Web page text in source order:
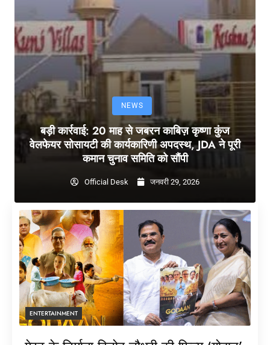
NEWS
बड़ी कार्रवाई: 20 माह से जबरन काबिज़ कृष्णा कुंज
वेलफेयर सोसायटी की कार्यकारिणी अपदस्थ, JDA ने पूरी
कमान चुनाव समिति को सौंपी
Official Desk जनवरी 29, 2026
ENTERTAINMENT